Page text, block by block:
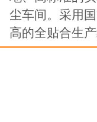
尘车间。采用
高的全贴合生产